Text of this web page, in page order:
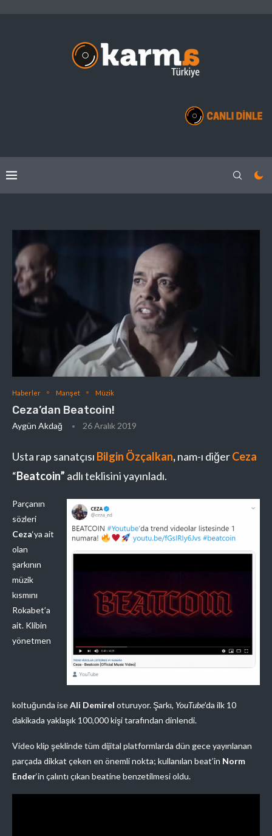
Haberler Manşet Müzik
Ceza’dan Beatcoin!
Aygün Akdağ 26 Aralık 2019
Usta rap sanatçısı Bilgin Özçalkan,nam-ı diğerCeza
“Beatcoin” adlı teklisini yayınladı.
Parçanın
sözleri
Ceza‘ya ait
olan
şarkının
müzik
kısmını
Rokabet’a
ait. Klibin
yönetmen
koltuğunda iseAli Demirel oturuyor. Şarkı, YouTube’da ilk 10
dakikada yaklaşık 100,000 kişi tarafından dinlendi.
Video klip şeklinde tüm dijital platformlarda dün gece yayınlanan
parçada dikkat çeken en önemli nokta; kullanılan beat’in Norm
Ender‘in çalıntı çıkan beatine benzetilmesi oldu.